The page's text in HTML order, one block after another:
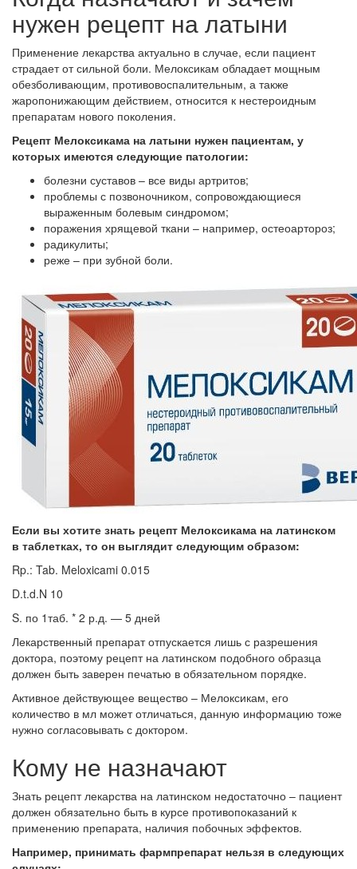
нужен рецепт на латыни
Применение лекарства актуально в случае, если пациент
страдает от сильной боли. Мелоксикам обладает мощным
обезболивающим, противовоспалительным, а также
жаропонижающим действием, относится к нестероидным
препаратам нового поколения.
Рецепт Мелоксикама на латыни нужен пациентам, у
которых имеются следующие патологии:
болезни суставов – все виды артритов;
проблемы с позвоночником, сопровождающиеся
выраженным болевым синдромом;
поражения хрящевой ткани – например, остеоартороз;
радикулиты;
реже – при зубной боли.
Если вы хотите знать рецепт Мелоксикама на латинском
в таблетках, то он выглядит следующим образом:
Rp.: Tab. Meloxicami 0.015
D.t.d.N 10
S. по 1таб. * 2 р.д. — 5 дней
Лекарственный препарат отпускается лишь с разрешения
доктора, поэтому рецепт на латинском подобного образца
должен быть заверен печатью в обязательном порядке.
Активное действующее вещество – Мелоксикам, его
количество в мл может отличаться, данную информацию тоже
нужно согласовывать с доктором.
Кому не назначают
Знать рецепт лекарства на латинском недостаточно – пациент
должен обязательно быть в курсе противопоказаний к
применению препарата, наличия побочных эффектов.
Например, принимать фармпрепарат нельзя в следующих